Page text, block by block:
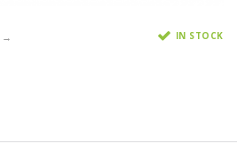
IN STOCK